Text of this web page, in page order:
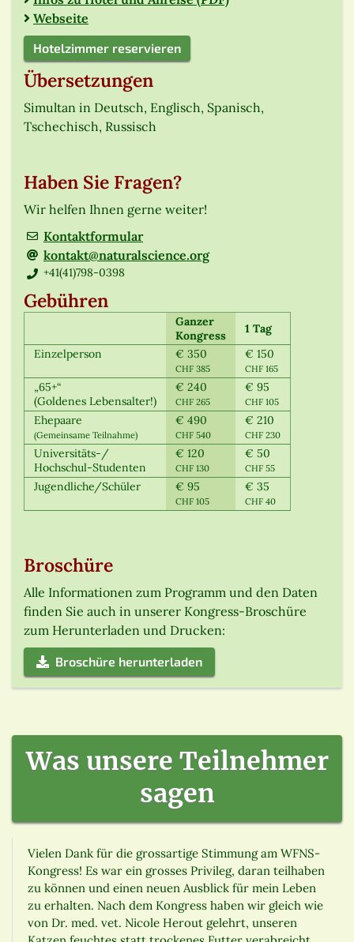
Webseite
Hotelzimmer reservieren
Übersetzungen
Simultan in Deutsch, Englisch, Spanisch,
Tschechisch, Russisch
Haben Sie Fragen?
Wir helfen Ihnen gerne weiter!
Kontaktformular
kontakt@naturalscience.org
+41(41)798-0398
Gebühren
Ganzer
Kongress
1 Tag
Einzelperson
€ 350
CHF 385
€ 150
CHF 165
„65+“
(Goldenes Lebensalter!)
€ 240
CHF 265
€ 95
CHF 105
Ehepaare
(Gemeinsame Teilnahme)
€ 490
CHF 540
€ 210
CHF 230
Universitäts-/
Hochschul-Studenten
€ 120
CHF 130
€ 50
CHF 55
Jugendliche/Schüler € 95
CHF 105
€ 35
CHF 40
Broschüre
Alle Informationen zum Programm und den Daten
finden Sie auch in unserer Kongress-Broschüre
zum Herunterladen und Drucken:
Broschüre herunterladen
Was unsere Teilnehmer
sagen
Vielen Dank für die grossartige Stimmung am WFNS-
Kongress! Es war ein grosses Privileg, daran teilhaben
zu können und einen neuen Ausblick für mein Leben
zu erhalten. Nach dem Kongress haben wir gleich wie
von Dr. med. vet. Nicole Herout gelehrt, unseren